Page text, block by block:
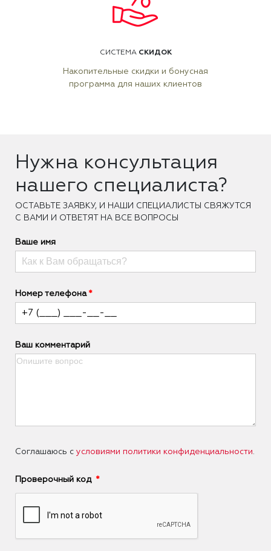
СИСТЕМА СКИДОК
Накопительные скидки и бонусная
программа для наших клиентов
Нужна консультация
нашего специалиста?
ОCТАВЬТЕ ЗАЯВКУ, И НАШИ СПЕЦИАЛИСТЫ СВЯЖУТСЯ
С ВАМИ И ОТВЕТЯТ НА ВСЕ ВОПРОСЫ
Ваше имя
Номер телефона
Ваш комментарий
Соглашаюсь с условиями политики конфиденциальности.
Проверочный код